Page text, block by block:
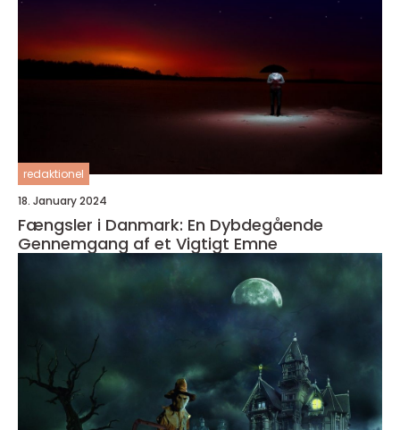
redaktionel
18. January 2024
Fængsler i Danmark: En Dybdegående
Gennemgang af et Vigtigt Emne